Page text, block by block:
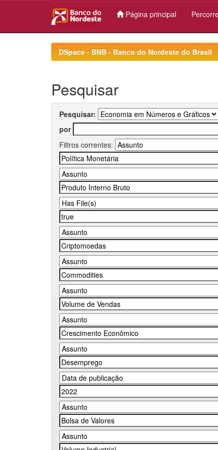
Página principal
DSpace - BNB - Banco do Nordeste do Brasil
Pesquisar
Pesquisar:
por
Filtros correntes: